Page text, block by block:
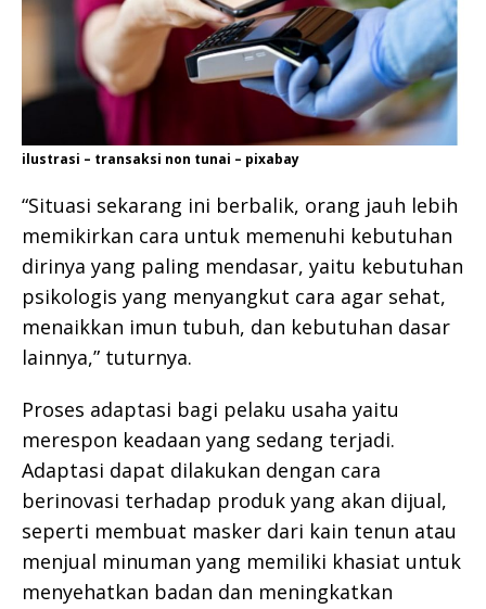
ilustrasi – transaksi non tunai – pixabay
“Situasi sekarang ini berbalik, orang jauh lebih
memikirkan cara untuk memenuhi kebutuhan
dirinya yang paling mendasar, yaitu kebutuhan
psikologis yang menyangkut cara agar sehat,
menaikkan imun tubuh, dan kebutuhan dasar
lainnya,” tuturnya.
Proses adaptasi bagi pelaku usaha yaitu
merespon keadaan yang sedang terjadi.
Adaptasi dapat dilakukan dengan cara
berinovasi terhadap produk yang akan dijual,
seperti membuat masker dari kain tenun atau
menjual minuman yang memiliki khasiat untuk
menyehatkan badan dan meningkatkan